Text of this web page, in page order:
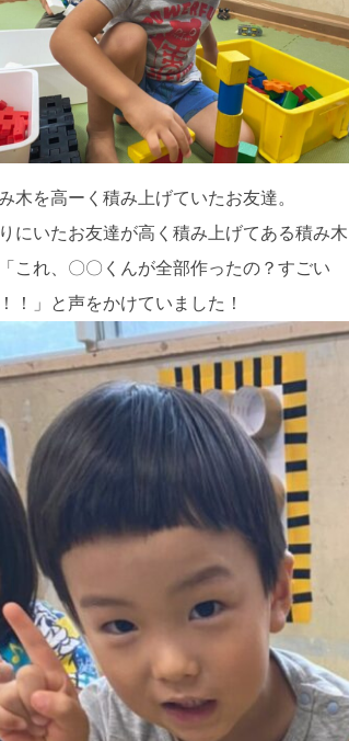
木を高ーく積み上げていたお友達。
にいたお友達が高く積み上げてある積み
これ、〇〇くんが全部作ったの？すごい
！」と声をかけていました！